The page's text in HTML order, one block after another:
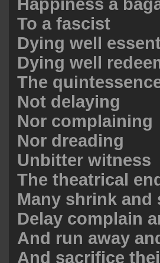
Happiness a
To a fascist
Dying well
Dying well
The
Not delaying
Nor complaining
Nor dreading
Unbitter witness
The theatrical
Many shrink
Delay complain
And run away
And sacrifice